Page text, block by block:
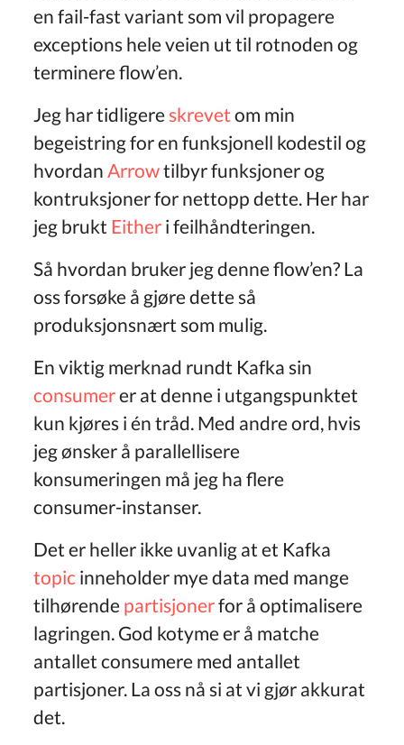
en fail-fast variant som vil propagere
exceptions hele veien ut til rotnoden og
terminere flow’en.
Jeg har tidligereskrevet om min
begeistring for en funksjonell kodestil og
hvordanArrowtilbyr funksjoner og
kontruksjoner for nettopp dette. Her har
jeg brukt Either i feilhåndteringen.
Så hvordan bruker jeg denne flow’en? La
oss forsøke å gjøre dette så
produksjonsnært som mulig.
En viktig merknad rundt Kafka sin
consumerer at denne i utgangspunktet
kun kjøres i én tråd. Med andre ord, hvis
jeg ønsker å parallellisere
konsumeringen må jeg ha flere
consumer-instanser.
Det er heller ikke uvanlig at et Kafka
topic inneholder mye data med mange
tilhørende partisjonerfor å optimalisere
lagringen. God kotyme er å matche
antallet consumere med antallet
partisjoner. La oss nå si at vi gjør akkurat
det.